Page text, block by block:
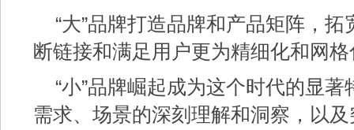
“大”品牌打造品牌和产品矩阵，
断链接和满足用户更为精细化和网
“小”品牌崛起成为这个时代的显
需求、场景的深刻理解和洞察，以